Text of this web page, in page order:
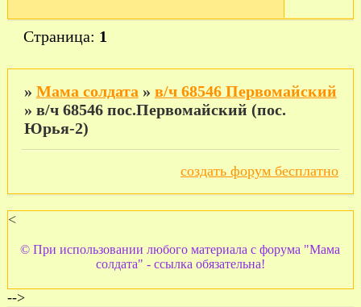
Страница: 1
» Мама солдата » в/ч 68546 Первомайский
» в/ч 68546 пос.Первомайский (пос.
Юрья-2)
создать форум бесплатно
<
© При использовании любого материала с форума "Мама
солдата" - ссылка обязательна!
-->